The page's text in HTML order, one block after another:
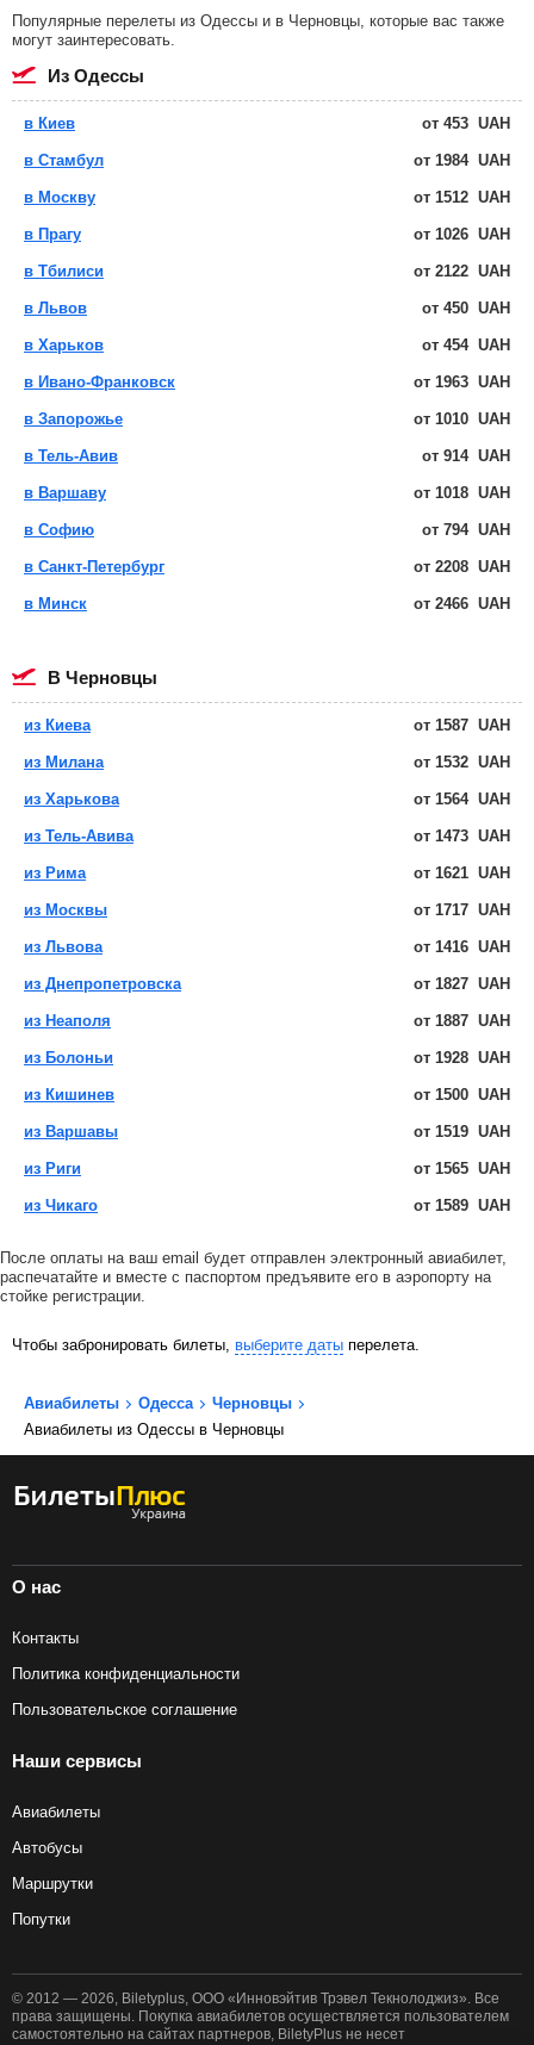
Популярные перелеты из Одессы и в Черновцы, которые вас также
могут заинтересовать.
из Одессы
в Киев от 453 UAH
в Стамбул от 1984 UAH
в Москву от 1512 UAH
в Прагу от 1026 UAH
в Тбилиси от 2122 UAH
в Львов от 450 UAH
в Харьков от 454 UAH
в Ивано-Франковск от 1963 UAH
в Запорожье от 1010 UAH
в Тель-Авив от 914 UAH
в Варшаву от 1018 UAH
в Софию от 794 UAH
в Санкт-Петербург от 2208 UAH
в Минск от 2466 UAH
в Черновцы
из Киева от 1587 UAH
из Милана от 1532 UAH
из Харькова от 1564 UAH
из Тель-Авива от 1473 UAH
из Рима от 1621 UAH
из Москвы от 1717 UAH
из Львова от 1416 UAH
из Днепропетровска от 1827 UAH
из Неаполя от 1887 UAH
из Болоньи от 1928 UAH
из Кишинев от 1500 UAH
из Варшавы от 1519 UAH
из Риги от 1565 UAH
из Чикаго от 1589 UAH
После оплаты на ваш email будет отправлен электронный авиабилет,
распечатайте и вместе с паспортом предъявите его в аэропорту на
стойке регистрации.
Чтобы забронировать билеты, выберите даты перелета.
Авиабилеты Одесса
Черновцы
Авиабилеты из Одессы в Черновцы
О нас
Контакты
Политика конфиденциальности
Пользовательское соглашение
Наши сервисы
Авиабилеты
Автобусы
Маршрутки
Попутки
© 2012 — 2026, Biletyplus, ООО «Инновэйтив Трэвел Текнолоджиз». Все
права защищены. Покупка авиабилетов осуществляется пользователем
самостоятельно на сайтах партнеров, BiletyPlus не несет